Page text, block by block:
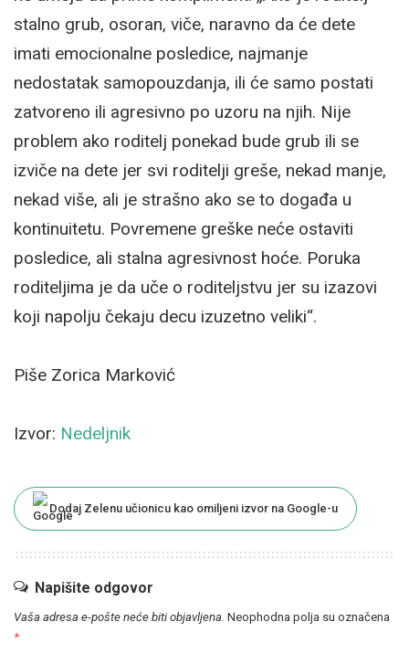
stalno grub, osoran, viče, naravno da će dete
imati emocionalne posledice, najmanje
nedostatak samopouzdanja, ili će samo postati
zatvoreno ili agresivno po uzoru na njih. Nije
problem ako roditelj ponekad bude grub ili se
izviče na dete jer svi roditelji greše, nekad manje,
nekad više, ali je strašno ako se to događa u
kontinuitetu. Povremene greške neće ostaviti
posledice, ali stalna agresivnost hoće. Poruka
roditeljima je da uče o roditeljstvu jer su izazovi
koji napolju čekaju decu izuzetno veliki“.
Piše Zorica Marković
Izvor: Nedeljnik
Dodaj Zelenu učionicu kao omiljeni izvor na Google-u
Napišite odgovor
Vaša adresa e-pošte neće biti objavljena. Neophodna polja su označena
*